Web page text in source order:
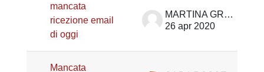
mancata
ricezione email
di oggi
MARTINA GROPPO
26 apr 2020
Mancata